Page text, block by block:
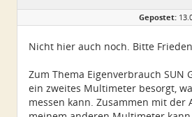
Geschlecht:
Alter:
45
Dabei seit:
07 / 2022
Gepostet:
Nicht hier auch noch. Bitte
Zum Thema Eigenverbrauch SUN
ein zweites Multimeter besorgt,
messen kann. Zusammen mit der